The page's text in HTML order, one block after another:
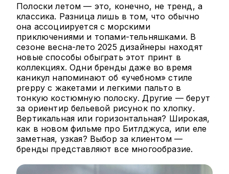
Полоски летом — это, конечно, не тренд, а
классика. Разница лишь в том, что обычно
она ассоциируется с морскими
приключениями и топами-тельняшками. В
сезоне весна-лето 2025 дизайнеры находят
новые способы обыграть этот принт в
коллекциях. Одни бренды даже во время
каникул напоминают об «учебном» стиле
preppy с жакетами и легкими пальто в
тонкую костюмную полоску. Другие — берут
за ориентир бельевой рисунок по хлопку.
Вертикальная или горизонтальная? Широкая,
как в новом фильме про Битлджуса, или еле
заметная, узкая? Выбор за клиентом —
бренды представляют все многообразие.